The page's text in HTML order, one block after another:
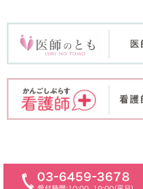
COPYRIGHT ©